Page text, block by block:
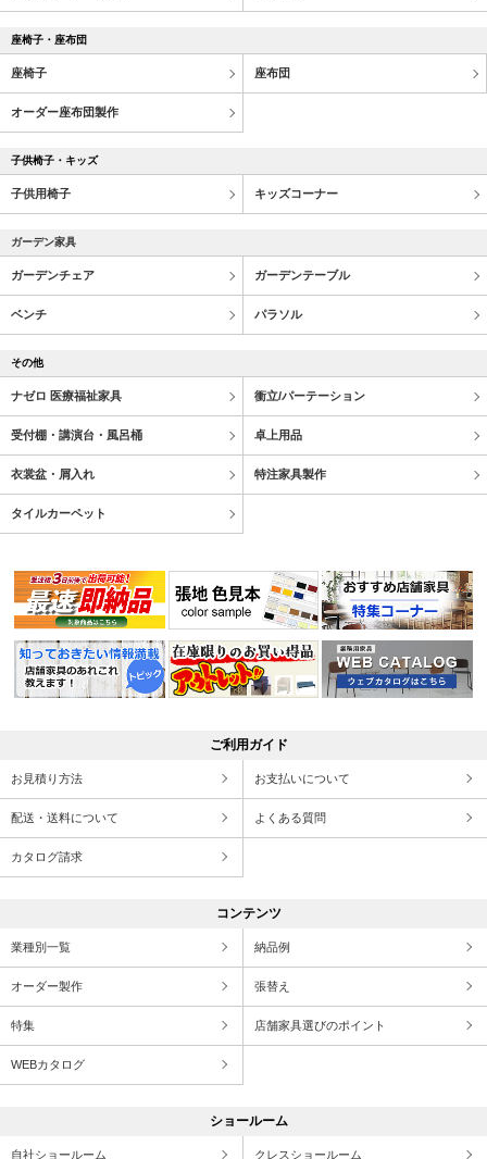
座椅子・座布団
座椅子 座布団
オーダー座布団製作
子供椅子・キッズ
子供用椅子 キッズコーナー
ガーデン家具
ガーデンチェア ガーデンテーブル
ベンチ パラソル
その他
ナゼロ 医療福祉家具 衝立/パーテーション
受付棚・講演台・風呂桶 卓上用品
衣裳盆・屑入れ 特注家具製作
タイルカーペット
ご利用ガイド
お見積り方法 お支払いについて
配送・送料について よくある質問
カタログ請求
コンテンツ
業種別一覧 納品例
オーダー製作 張替え
特集 店舗家具選びのポイント
WEBカタログ
ショールーム
自社ショールーム クレスショールーム